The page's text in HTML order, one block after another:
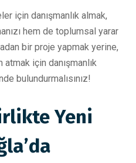
için danışmanlık almak,
hem de toplumsal yarar
bir proje yapmak yerine,
için danışmanlık
bulundurmalısınız!
Yeni